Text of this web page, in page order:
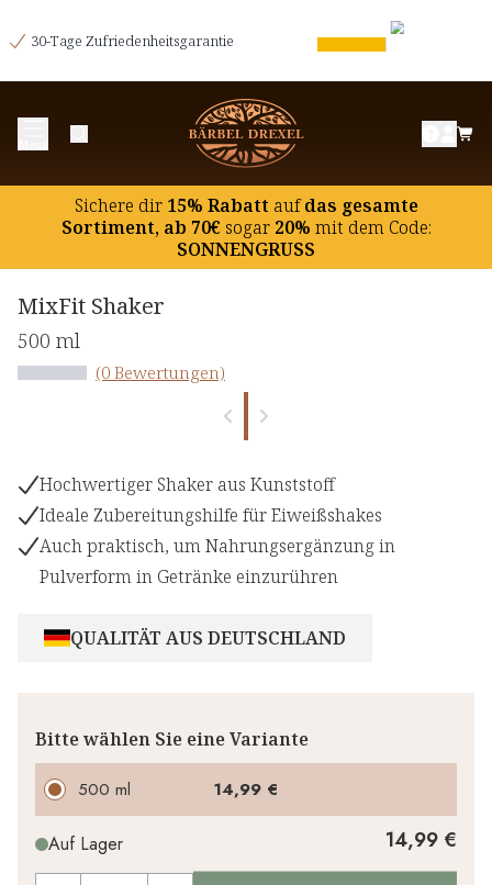
30-Tage Zufriedenheitsgarantie
Sichere dir15% Rabatt aufdas gesamte
Sortiment, ab 70€ sogar20% mit dem Code:
SONNENGRUSS
MixFit Shaker
500 ml
(0 Bewertungen)
Hochwertiger Shaker aus Kunststoff
Ideale Zubereitungshilfe für Eiweißshakes
Auch praktisch, um Nahrungsergänzung in
Pulverform in Getränke einzurühren
QUALITÄT AUS DEUTSCHLAND
Bitte wählen Sie eine Variante
500 ml 14,99 €
Auf Lager 14,99 €